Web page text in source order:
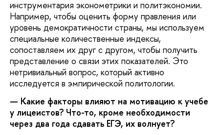
инструментария эконометрики и политэкономии.
Например, чтобы оценить форму правления или
уровень демократичности страны, мы используем
специальные количественные индексы,
сопоставляем их друг с другом, чтобы получить
представление о связи этих показателей. Это
нетривиальный вопрос, который активно
исследуется в эмпирической политологии.
— Какие факторы влияют на мотивацию к учебе
у лицеистов? Что-то, кроме необходимости
через два года сдавать ЕГЭ, их волнует?